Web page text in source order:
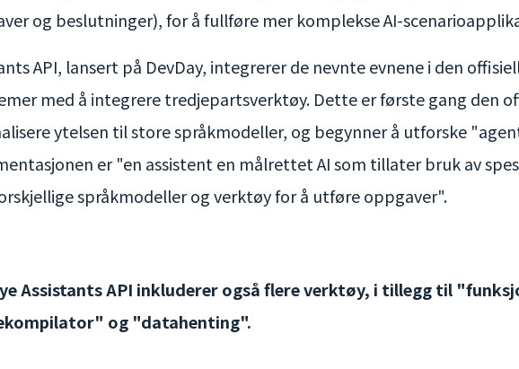
og beslutninger), for å fullføre mer komplekse AI-
API, lansert på DevDay, integrerer de nevnte evnene i den
med å integrere tredjepartsverktøy. Dette er første gang den
ytelsen til store språkmodeller, og begynner å utforske
er "en assistent en målrettet AI som tillater bruk av
språkmodeller og verktøy for å utføre oppgaver".
Assistants API inkluderer også flere verktøy, i tillegg til
og "datahenting".